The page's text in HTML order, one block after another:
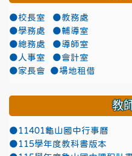
●校長室
●教務處
●學務處
●輔導室
●總務處
●導師室
●人事室
●會計室
●家長會
●場地租借
教
●11401龜山國中行事曆
●115學年度教科書版本